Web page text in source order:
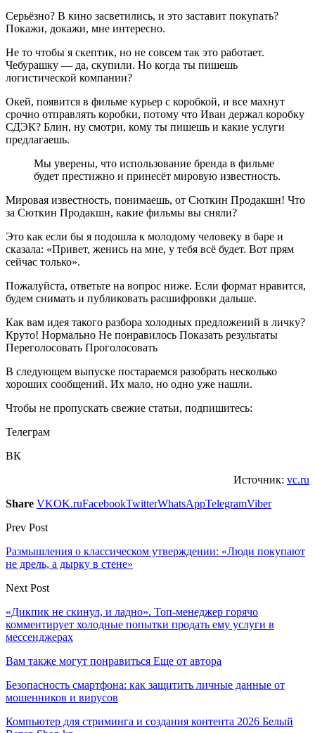
Серьёзно? В кино засветились, и это заставит покупать?
Покажи, докажи, мне интересно.
Не то чтобы я скептик, но не совсем так это работает.
Чебурашку — да, скупили. Но когда ты пишешь
логистической компании?
Окей, появится в фильме курьер с коробкой, и все махнут
срочно отправлять коробки, потому что Иван держал коробку
СДЭК? Блин, ну смотри, кому ты пишешь и какие услуги
предлагаешь.
Мы уверены, что использование бренда в фильме
будет престижно и принесёт мировую известность.
Мировая известность, понимаешь, от Сюткин Продакшн! Что
за Сюткин Продакшн, какие фильмы вы сняли?
Это как если бы я подошла к молодому человеку в баре и
сказала: «Привет, женись на мне, у тебя всё будет. Вот прям
сейчас только».
Пожалуйста, ответьте на вопрос ниже. Если формат нравится,
будем снимать и публиковать расшифровки дальше.
Как вам идея такого разбора холодных предложений в личку?
Круто! Нормально Не понравилось Показать результаты
Переголосовать Проголосовать
В следующем выпуске постараемся разобрать несколько
хороших сообщений. Их мало, но одно уже нашли.
Чтобы не пропускать свежие статьи, подпишитесь:
Телеграм
ВК
Источник: vc.ru
Share VKOK.ruFacebookTwitterWhatsAppTelegramViber
Prev Post
Размышления о классическом утверждении: «Люди покупают
не дрель, а дырку в стене»
Next Post
«Дикпик не скинул, и ладно». Топ-менеджер горячо
комментирует холодные попытки продать ему услуги в
мессенджерах
Вам также могут понравиться Еще от автора
Безопасность смартфона: как защитить личные данные от
мошенников и вирусов
Компьютер для стриминга и создания контента 2026 Белый